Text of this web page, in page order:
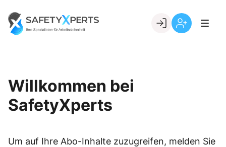
content
Go to landing page.
Willkommen bei
SafetyXperts
Um auf Ihre Abo-Inhalte zuzugreifen, melden Sie